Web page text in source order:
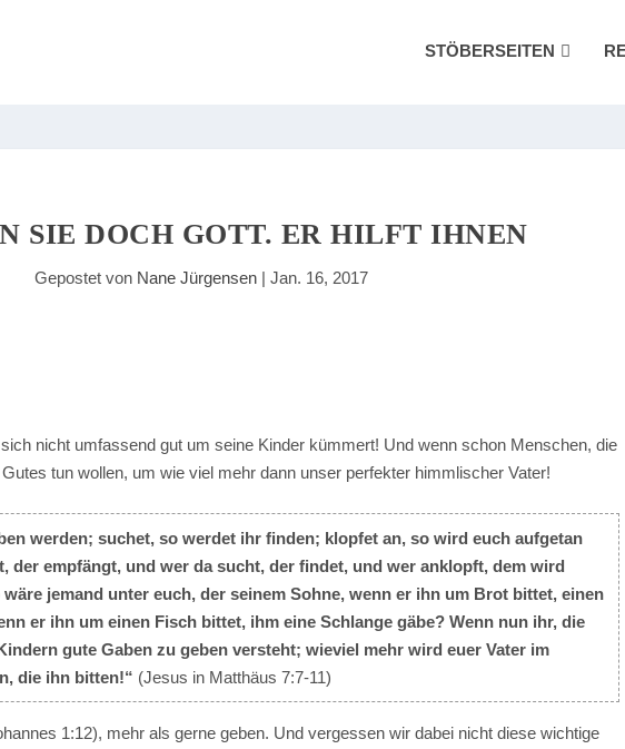
STÖBERSEITEN
SIE DOCH GOTT. ER HILFT IHNEN
Gepostet von Nane Jürgensen| Jan. 16, 2017
nicht umfassend gut um seine Kinder kümmert! Und wenn schon Menschen, die
tun wollen, um wie viel mehr dann unser perfekter himmlischer Vater!
werden; suchet, so werdet ihr finden; klopfet an, so wird euch aufgetan
der empfängt, und wer da sucht, der findet, und wer anklopft, dem wird
jemand unter euch, der seinem Sohne, wenn er ihn um Brot bittet, einen
er ihn um einen Fisch bittet, ihm eine Schlange gäbe? Wenn nun ihr, die
gute Gaben zu geben versteht; wieviel mehr wird euer Vater im
die ihn bitten!“ (Jesus in Matthäus 7:7-11)
1:12), mehr als gerne geben. Und vergessen wir dabei nicht diese wichtige